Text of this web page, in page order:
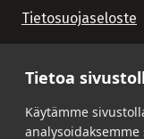
Tietoa
Käytämme
Tietosuojaseloste